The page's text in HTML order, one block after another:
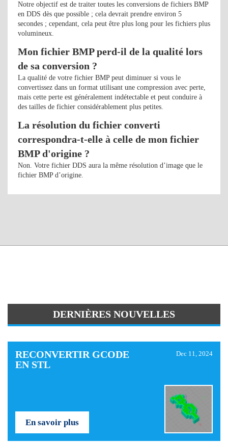
Notre objectif est de traiter toutes les conversions de fichiers BMP
en DDS dès que possible ; cela devrait prendre environ 5
secondes ; cependant, cela peut être plus long pour les fichiers plus
volumineux.
Mon fichier BMP perd-il de la qualité lors
de sa conversion ?
La qualité de votre fichier BMP peut diminuer si vous le
convertissez dans un format utilisant une compression avec perte,
mais cette perte est généralement indétectable et peut conduire à
des tailles de fichier considérablement plus petites.
La résolution du fichier converti
correspondra-t-elle à celle de mon fichier
BMP d'origine ?
Non. Votre fichier DDS aura la même résolution d’image que le
fichier BMP d’origine.
DERNIÈRES NOUVELLES
RECONVERTIR GCODE
EN STL
Dec 11, 2024
En savoir plus